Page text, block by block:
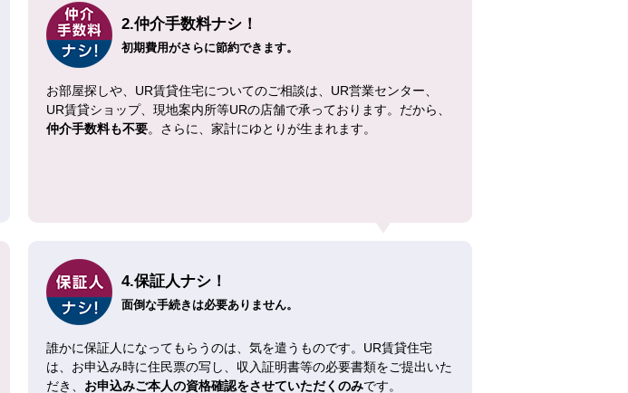
2.仲介手数料ナシ！
初期費用がさらに節約できます。
お部屋探しや、UR賃貸住宅についてのご相談は、UR営業センター、
UR賃貸ショップ、現地案内所等URの店舗で承っております。だから、
仲介手数料も不要。さらに、家計にゆとりが生まれます。
4.保証人ナシ！
面倒な手続きは必要ありません。
誰かに保証人になってもらうのは、気を遣うものです。UR賃貸住宅
は、お申込み時に住民票の写し、収入証明書等の必要書類をご提出いた
だき、 お申込みご本人の資格確認をさせていただくのみです。